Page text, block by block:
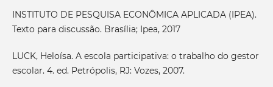
INSTITUTO DE PESQUISA ECONÔMICA APLICADA (IPEA).
Texto para discussão. Brasília; Ipea, 2017
LUCK, Heloísa. A escola participativa: o trabalho do gestor
escolar. 4. ed. Petrópolis, RJ: Vozes, 2007.